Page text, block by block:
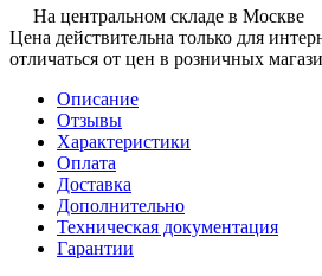
На центральном складе в Москве
Цена действительна только для
отличаться от цен в розничных
Описание
Отзывы
Характеристики
Оплата
Доставка
Дополнительно
Техническая документация
Гарантии